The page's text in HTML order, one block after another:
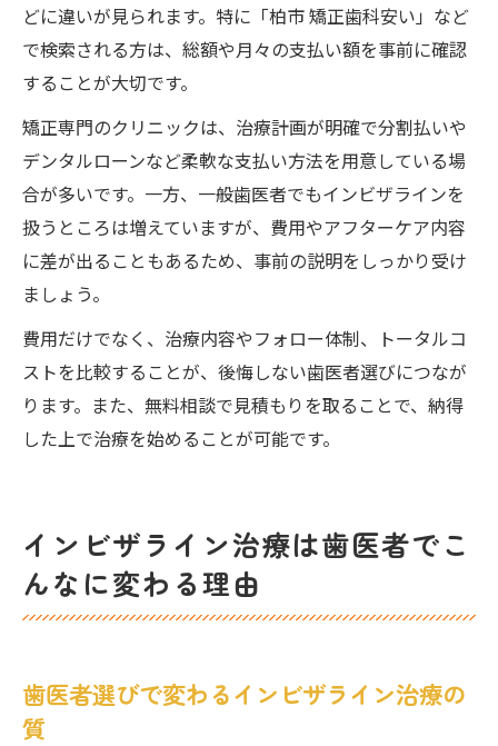
どに違いが見られます。特に「柏市 矯正歯科安い」など
で検索される方は、総額や月々の支払い額を事前に確認
することが大切です。
矯正専門のクリニックは、治療計画が明確で分割払いや
デンタルローンなど柔軟な支払い方法を用意している場
合が多いです。一方、一般歯医者でもインビザラインを
扱うところは増えていますが、費用やアフターケア内容
に差が出ることもあるため、事前の説明をしっかり受け
ましょう。
費用だけでなく、治療内容やフォロー体制、トータルコ
ストを比較することが、後悔しない歯医者選びにつなが
ります。また、無料相談で見積もりを取ることで、納得
した上で治療を始めることが可能です。
インビザライン治療は歯医者でこ
んなに変わる理由
歯医者選びで変わるインビザライン治療の
質